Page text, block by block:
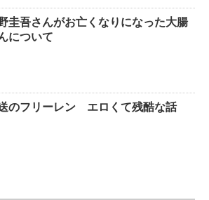
圭吾さんがお亡くなりになった大腸
について
のフリーレン エロくて残酷な話